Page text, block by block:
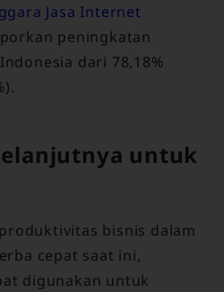
Jasa Internet
peningkatan
dari 78,18%
untuk
bisnis dalam
cepat saat ini,
digunakan untuk